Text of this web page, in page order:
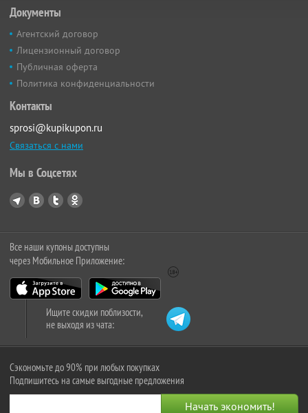
Документы
Агентский договор
Лицензионный договор
Публичная оферта
Политика конфиденциальности
Контакты
sprosi@kupikupon.ru
Связаться с нами
Мы в Соцсетях
Все наши купоны доступны
через Мобильное Приложение:
Ищите скидки поблизости,
не выходя из чата:
Сэкономьте до 90% при любых покупках
Подпишитесь на самые выгодные предложения